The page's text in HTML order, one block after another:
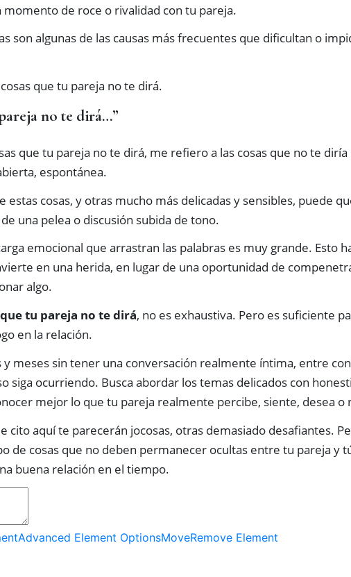
momento de roce o rivalidad con tu pareja.
son algunas de las causas más frecuentes que dificultan o
que tu pareja no te dirá.
pareja no te dirá…”
que tu pareja no te dirá, me refiero a las cosas que no te diría
espontánea.
estas cosas, y otras mucho más delicadas y sensibles, puede
una pelea o discusión subida de tono.
emocional que arrastran las palabras es muy grande. Esto
en una herida, en lugar de una oportunidad de
algo.
que tu pareja no te dirá, no es exhaustiva. Pero es suficiente
en la relación.
y meses sin tener una conversación realmente íntima, entre
siga ocurriendo. Busca abordar los temas delicados con
mejor lo que tu pareja realmente percibe, siente, desea o
cito aquí te parecerán jocosas, otras demasiado desafiantes.
de cosas que no deben permanecer ocultas entre tu pareja y
buena relación en el tiempo.
Advanced Element OptionsMoveRemove Element